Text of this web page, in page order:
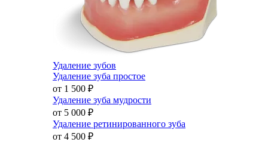
Удаление зубов
Удаление зуба простое
от 1 500 ₽
Удаление зуба мудрости
от 5 000 ₽
Удаление ретинированного зуба
от 4 500 ₽